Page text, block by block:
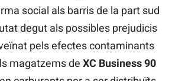
social als barris de la part sud
degut als possibles prejudicis
pels efectes contaminants
magatzems de XC Business 90